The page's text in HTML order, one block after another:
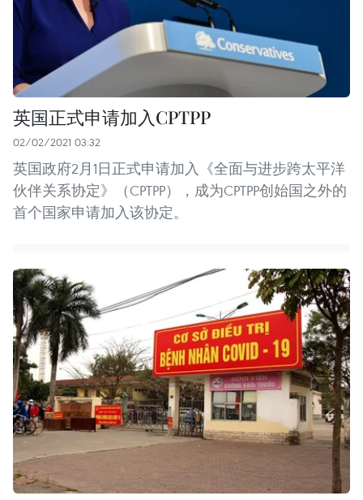
英国正式申请加入CPTPP
02/02/2021 03:32
英国政府2月1日正式申请加入《全面与进步跨太平洋
伙伴关系协定》（CPTPP），成为CPTPP创始国之外的
首个国家申请加入该协定。